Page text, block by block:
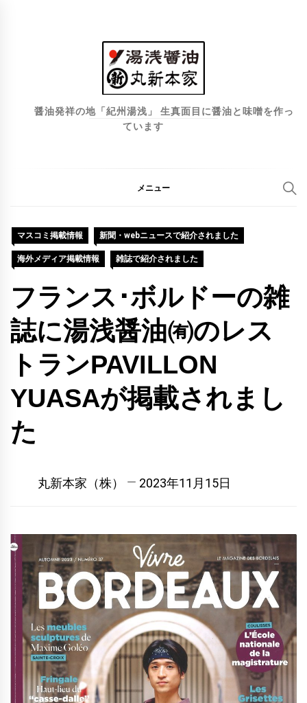
醤油発祥の地「紀州湯浅」 生真面目に醤油と味噌を作っ
ています
メニュー
マスコミ掲載情報 新聞・webニュースで紹介されました
海外メディア掲載情報 雑誌で紹介されました
フランス･ボルドーの雑
誌に湯浅醤油㈲のレス
トランPAVILLON
YUASAが掲載されまし
た
丸新本家（株） 2023年11月15日